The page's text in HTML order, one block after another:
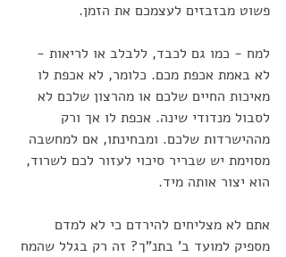
פשוט מבזבזים לעצמכם את הזמן.
למח - כמו גם לכבד, ללבלב או לריאות -
לא באמת אכפת מכם. כלומר, לא אכפת לו
מאיכות החיים שלכם או מהרצון שלכם לא
לסבול מנדודי שינה. אכפת לו אך ורק
מההישרדות שלכם. ומבחינתו, אם למחשבה
מסוימת יש שבריר סיכוי לעזור לכם לשרוד,
הוא יצור אותה מיד.
אתם לא מצליחים להירדם כי לא למדם
מספיק למועד ב' בתנ"ך? זה רק בגלל שהמח